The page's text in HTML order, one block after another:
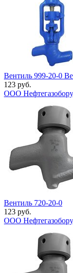
Вентиль 999-20-0
123 руб.
ООО
Вентиль 720-20-0
123 руб.
ООО